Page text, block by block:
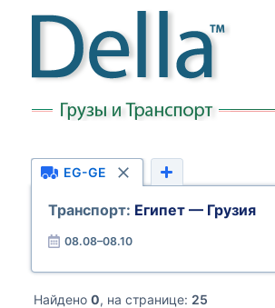
EG-GE
Транспорт: Египет — Грузия
08.08–08.10
Найдено 0, на странице: 25